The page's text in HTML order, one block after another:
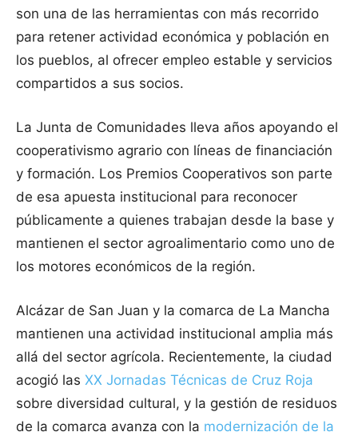
son una de las herramientas con más recorrido
para retener actividad económica y población en
los pueblos, al ofrecer empleo estable y servicios
compartidos a sus socios.
La Junta de Comunidades lleva años apoyando el
cooperativismo agrario con líneas de financiación
y formación. Los Premios Cooperativos son parte
de esa apuesta institucional para reconocer
públicamente a quienes trabajan desde la base y
mantienen el sector agroalimentario como uno de
los motores económicos de la región.
Alcázar de San Juan y la comarca de La Mancha
mantienen una actividad institucional amplia más
allá del sector agrícola. Recientemente, la ciudad
acogió las XX Jornadas Técnicas de Cruz Roja
sobre diversidad cultural, y la gestión de residuos
de la comarca avanza con la modernización de la